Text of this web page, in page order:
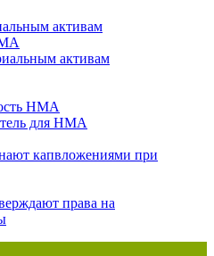
бухгалтера»
журнала
бухгалтера»
журнала
политика» и «Алгоритмы для
мы вышлем вам на почту
активам
активам
НМА
для НМА
капвложениями при
права на